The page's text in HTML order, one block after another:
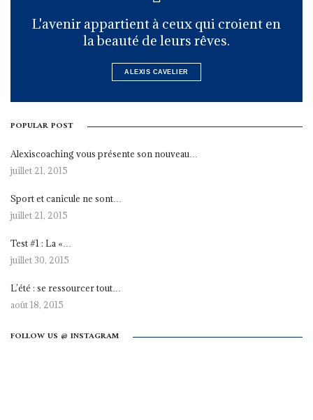
L'avenir appartient à ceux qui croient en
la beauté de leurs rêves.
ALEXIS CAVELIER
POPULAR POST
Alexiscoaching vous présente son nouveau…
juillet 21, 2015
Sport et canicule ne sont…
juillet 21, 2015
Test #1 : La «…
juillet 30, 2015
L’été : se ressourcer tout…
août 18, 2015
FOLLOW US @ INSTAGRAM